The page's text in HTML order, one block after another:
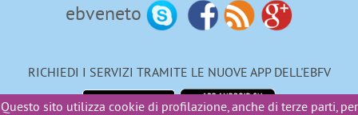
Questo sito utilizza cookie di profilazione, anche di terze parti, per
ebveneto
RICHIEDI I SERVIZI TRAMITE LE NUOVE APP DELL'EBFV